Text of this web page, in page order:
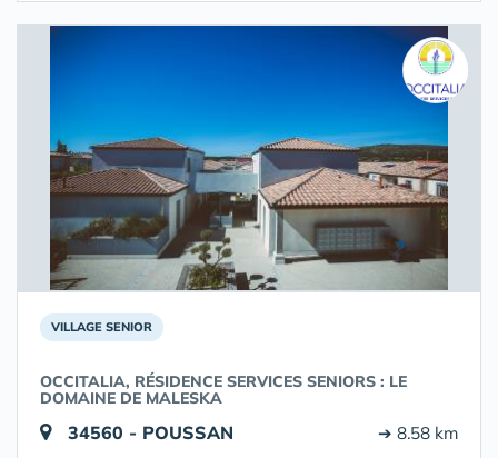
VILLAGE SENIOR
OCCITALIA, RÉSIDENCE SERVICES SENIORS : LE
DOMAINE DE MALESKA
34560 - POUSSAN ➔ 8.58 km